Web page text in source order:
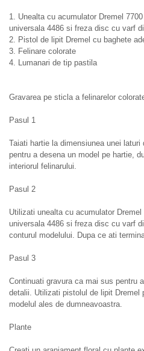
1. Unealta cu acumulator Dremel
universala 4486 si freza disc cu varf
2. Pistol de lipit Dremel cu baghete
3. Felinare colorate
4. Lumanari de tip pastila
Gravarea pe sticla a felinarelor
Pasul 1
Taiati hartie la dimensiunea unei
pentru a desena un model pe hartie,
interiorul felinarului.
Pasul 2
Utilizati unealta cu acumulator
universala 4486 si freza disc cu varf
conturul modelului. Dupa ce ati
Pasul 3
Continuati gravura ca mai sus pentru
detalii. Utilizati pistolul de lipit Dremel
modelul ales de dumneavoastra.
Plante